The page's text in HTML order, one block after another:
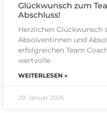
Glückwunsch zum
Abschluss!
Herzlichen Glückwunsch
Absolventinnen und
erfolgreichen Team
wertvolle
WEITERLESEN »
29. Januar 2026